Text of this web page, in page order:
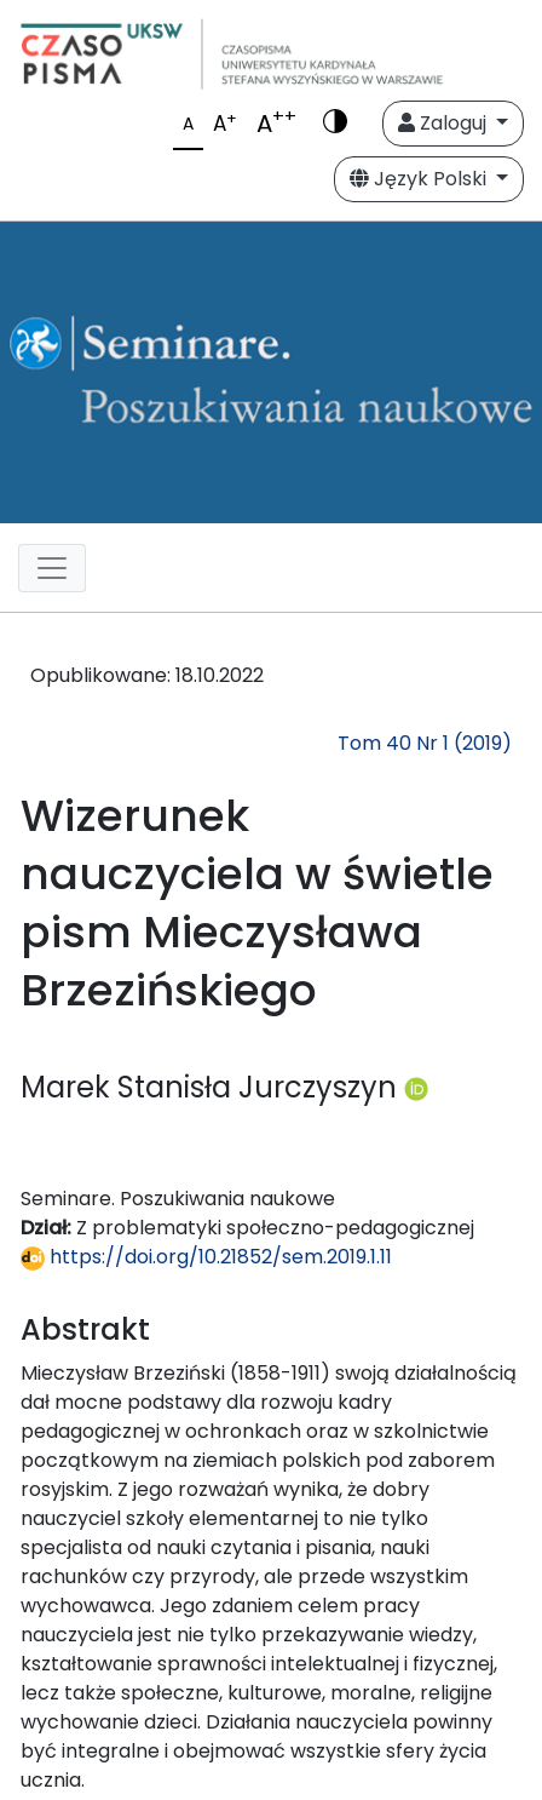
A A+ A++
Zaloguj
Język Polski
Opublikowane: 18.10.2022
Tom 40 Nr 1 (2019)
Wizerunek
nauczyciela w świetle
pism Mieczysława
Brzezińskiego
Marek Stanisła Jurczyszyn
Seminare. Poszukiwania naukowe
Dział: Z problematyki społeczno-pedagogicznej
https://doi.org/10.21852/sem.2019.1.11
Abstrakt
Mieczysław Brzeziński (1858-1911) swoją działalnością
dał mocne podstawy dla rozwoju kadry
pedagogicznej w ochronkach oraz w szkolnictwie
początkowym na ziemiach polskich pod zaborem
rosyjskim. Z jego rozważań wynika, że dobry
nauczyciel szkoły elementarnej to nie tylko
specjalista od nauki czytania i pisania, nauki
rachunków czy przyrody, ale przede wszystkim
wychowawca. Jego zdaniem celem pracy
nauczyciela jest nie tylko przekazywanie wiedzy,
kształtowanie sprawności intelektualnej i fizycznej,
lecz także społeczne, kulturowe, moralne, religijne
wychowanie dzieci. Działania nauczyciela powinny
być integralne i obejmować wszystkie sfery życia
ucznia.